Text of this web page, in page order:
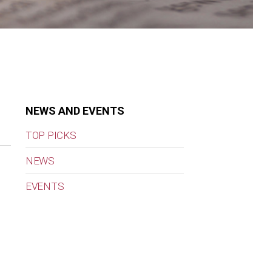
NEWS AND EVENTS
TOP PICKS
NEWS
EVENTS